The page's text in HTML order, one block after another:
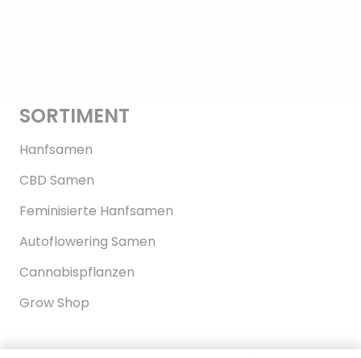
SORTIMENT
Hanfsamen
CBD Samen
Feminisierte Hanfsamen
Autoflowering Samen
Cannabispflanzen
Grow Shop